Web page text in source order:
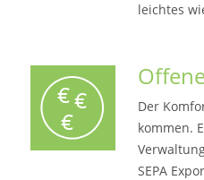
leichtes
Der
kommen.
SEPA